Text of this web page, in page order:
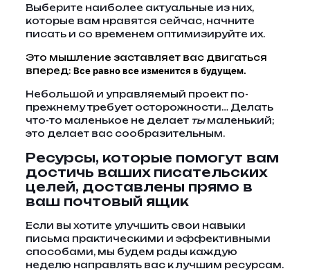
Выберите наиболее актуальные из них,
которые вам нравятся сейчас, начните
писать и со временем оптимизируйте их.
Это мышление заставляет вас двигаться
вперед: Все равно все изменится в будущем.
Небольшой и управляемый проект по-
прежнему требует осторожности… Делать
что-то маленькое не делает тымаленький;
это делает вас сообразительным.
Ресурсы, которые помогут вам
достичь ваших писательских
целей, доставлены прямо в
ваш почтовый ящик
Если вы хотите улучшить свои навыки
письма практическими и эффективными
способами, мы будем рады каждую
неделю направлять вас к лучшим ресурсам.